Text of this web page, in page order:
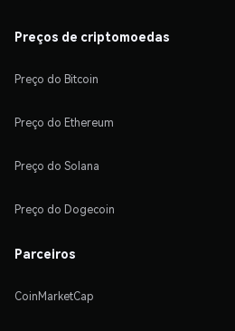
Preços de criptomoedas
Preço do Bitcoin
Preço do Ethereum
Preço do Solana
Preço do Dogecoin
Parceiros
CoinMarketCap